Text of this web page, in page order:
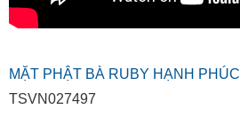
MẶT PHẬT BÀ RUBY HẠNH PHÚC
TSVN027497